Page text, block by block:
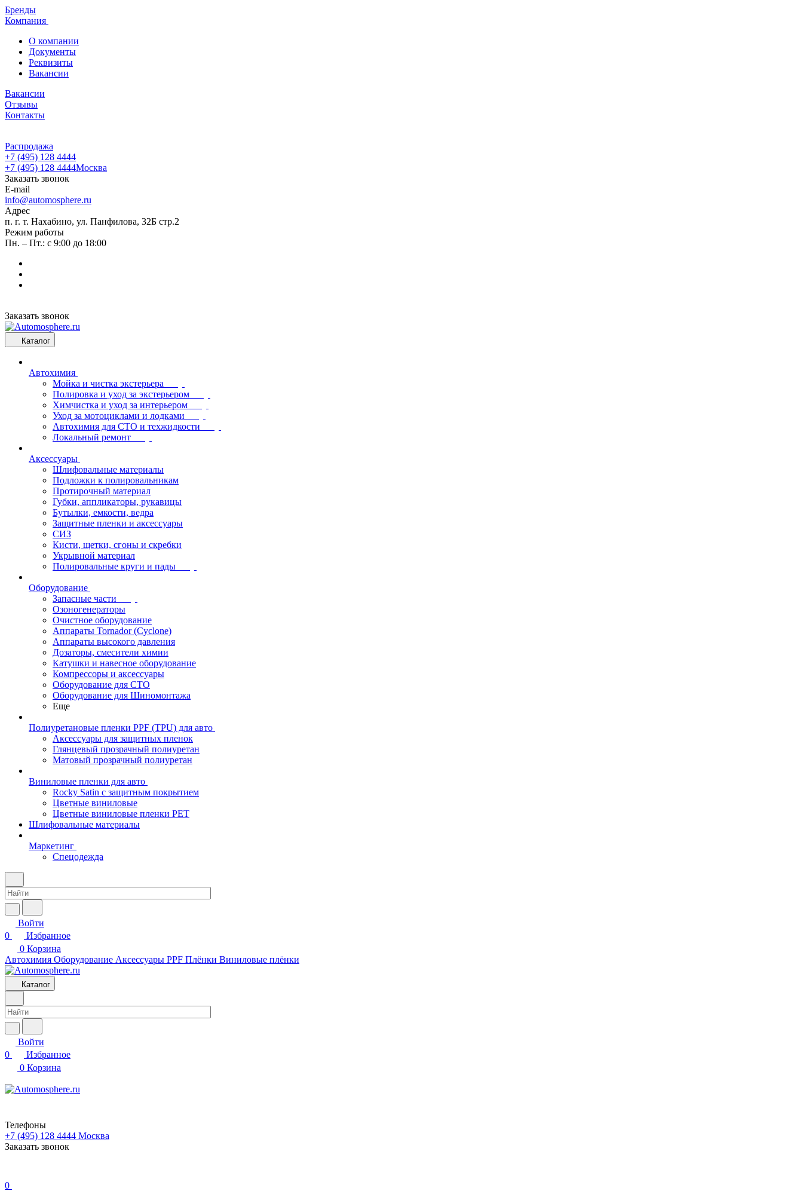
Бренды
Компания
О компании
Документы
Реквизиты
Вакансии
Вакансии
Отзывы
Контакты
Распродажа
+7 (495) 128 4444
+7 (495) 128 4444Москва
Заказать звонок
E-mail
info@automosphere.ru
Адрес
п. г. т. Нахабино, ул. Панфилова, 32Б стр.2
Режим работы
Пн. – Пт.: с 9:00 до 18:00
Заказать звонок
Каталог
Автохимия
Мойка и чистка экстерьера
Полировка и уход за экстерьером
Химчистка и уход за интерьером
Уход за мотоциклами и лодками
Автохимия для СТО и техжидкости
Локальный ремонт
Аксессуары
Шлифовальные материалы
Подложки к полировальникам
Протирочный материал
Губки, аппликаторы, рукавицы
Бутылки, емкости, ведра
Защитные пленки и аксессуары
СИЗ
Кисти, щетки, сгоны и скребки
Укрывной материал
Полировальные круги и пады
Оборудование
Запасные части
Озоногенераторы
Очистное оборудование
Аппараты Tornador (Cyclone)
Аппараты высокого давления
Дозаторы, смесители химии
Катушки и навесное оборудование
Компрессоры и аксессуары
Оборудование для СТО
Оборудование для Шиномонтажа
Еще
Полиуретановые пленки PPF (TPU) для авто
Аксессуары для защитных пленок
Глянцевый прозрачный полиуретан
Матовый прозрачный полиуретан
Виниловые пленки для авто
Rocky Satin с защитным покрытием
Цветные виниловые
Цветные виниловые пленки PET
Шлифовальные материалы
Маркетинг
Спецодежда
Войти
0
Избранное
0 Корзина
Автохимия Оборудование Аксессуары PPF Плёнки Виниловые плёнки
Каталог
Войти
0
Избранное
0 Корзина
Телефоны
+7 (495) 128 4444 Москва
Заказать звонок
0